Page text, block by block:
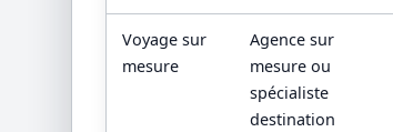
Voyage sur
mesure
Agence sur
mesure ou
spécialiste
destination